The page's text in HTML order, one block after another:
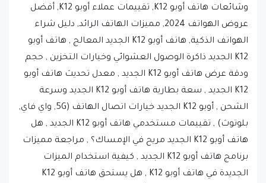
وشائعات هاتف أوبو K12, تقييمات عملاء أوبو K12, أفضل
عروض الهواتف 2024, مميزات الهاتف الرائد, دليل شراء
الهواتف الذكية, هاتف أوبو K12 الجديد المعالج , هاتف أوبو
K12 الجديد ذاكرة الوصول العشوائي وخيارات التخزين , حجم
ودقة عرض هاتف أوبو K12 الجديد , معدل تحديث هاتف أوبو
K12 الجديد , سعة بطارية هاتف أوبو K12 الجديد وسرعة
الشحن , أوبو K12 الجديد خيارات اتصال الهاتف (5G, واي فاي,
بلوتوث) , تقييمات مستخدمي هاتف أوبو K12 الجديد , هل
هاتف أوبو K12 الجديد مريح في الإمساك؟ , مراجعة مميزات
برنامج هاتف أوبو K12 الجديد , كيفية استخدام الميزات
الجديدة في هاتف أوبو K12 , هل يستحق هاتف أوبو K12